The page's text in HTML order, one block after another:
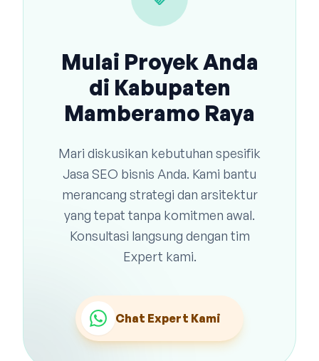
Mulai Proyek Anda
di Kabupaten
Mamberamo Raya
Mari diskusikan kebutuhan spesifik
Jasa SEO bisnis Anda. Kami bantu
merancang strategi dan arsitektur
yang tepat tanpa komitmen awal.
Konsultasi langsung dengan tim
Expert kami.
Chat Expert Kami